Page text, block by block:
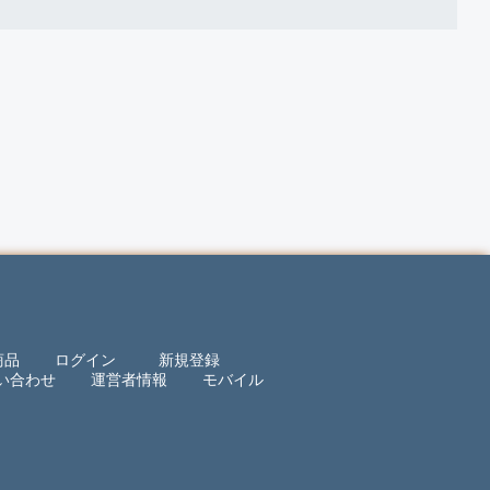
品 ログイン
新規登録
合わせ
運営者情報 モバイル